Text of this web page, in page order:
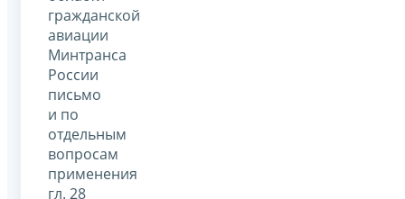
гражданской
авиации
Минтранса
России
письмо
и по
отдельным
вопросам
применения
гл. 28